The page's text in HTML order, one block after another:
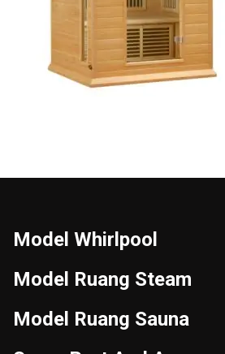
Model Whirlpool
Model Ruang Steam
Model Ruang Sauna